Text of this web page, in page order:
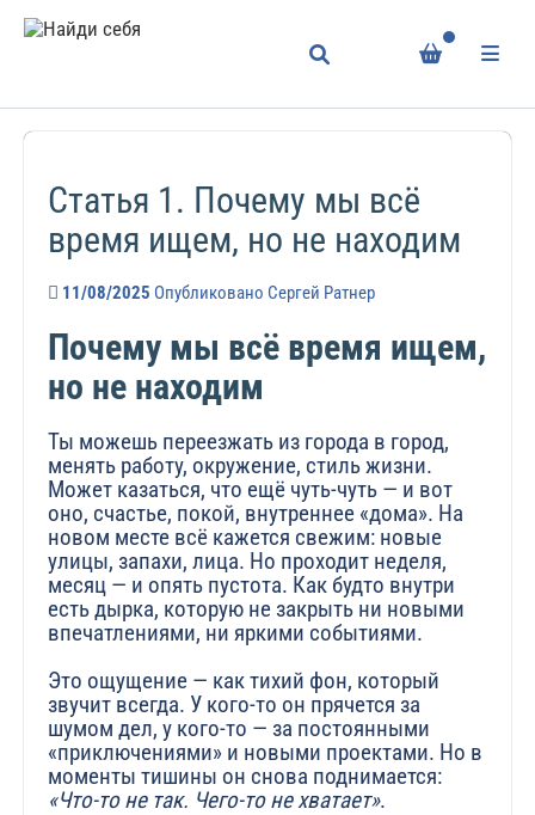
Статья 1. Почему мы всё
время ищем, но не находим
11/08/2025 Опубликовано Сергей Ратнер
Почему мы всё время ищем,
но не находим
Ты можешь переезжать из города в город,
менять работу, окружение, стиль жизни.
Может казаться, что ещё чуть-чуть — и вот
оно, счастье, покой, внутреннее «дома». На
новом месте всё кажется свежим: новые
улицы, запахи, лица. Но проходит неделя,
месяц — и опять пустота. Как будто внутри
есть дырка, которую не закрыть ни новыми
впечатлениями, ни яркими событиями.
Это ощущение — как тихий фон, который
звучит всегда. У кого-то он прячется за
шумом дел, у кого-то — за постоянными
«приключениями» и новыми проектами. Но в
моменты тишины он снова поднимается:
«Что-то не так. Чего-то не хватает».